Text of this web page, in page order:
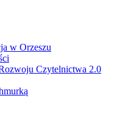
w Orzeszu
Czytelnictwa 2.0